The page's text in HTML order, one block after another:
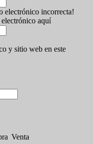
electrónico incorrecta!
aquí
y sitio web en este
Venta